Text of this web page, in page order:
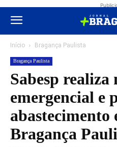
Início Bragança Paulista
Bragança Paulista
Sabesp realiza
emergencial e
abastecimento
Bragança